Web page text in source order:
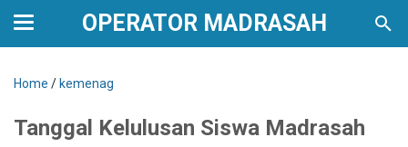
OPERATOR MADRASAH
Home / kemenag
Tanggal Kelulusan Siswa Madrasah